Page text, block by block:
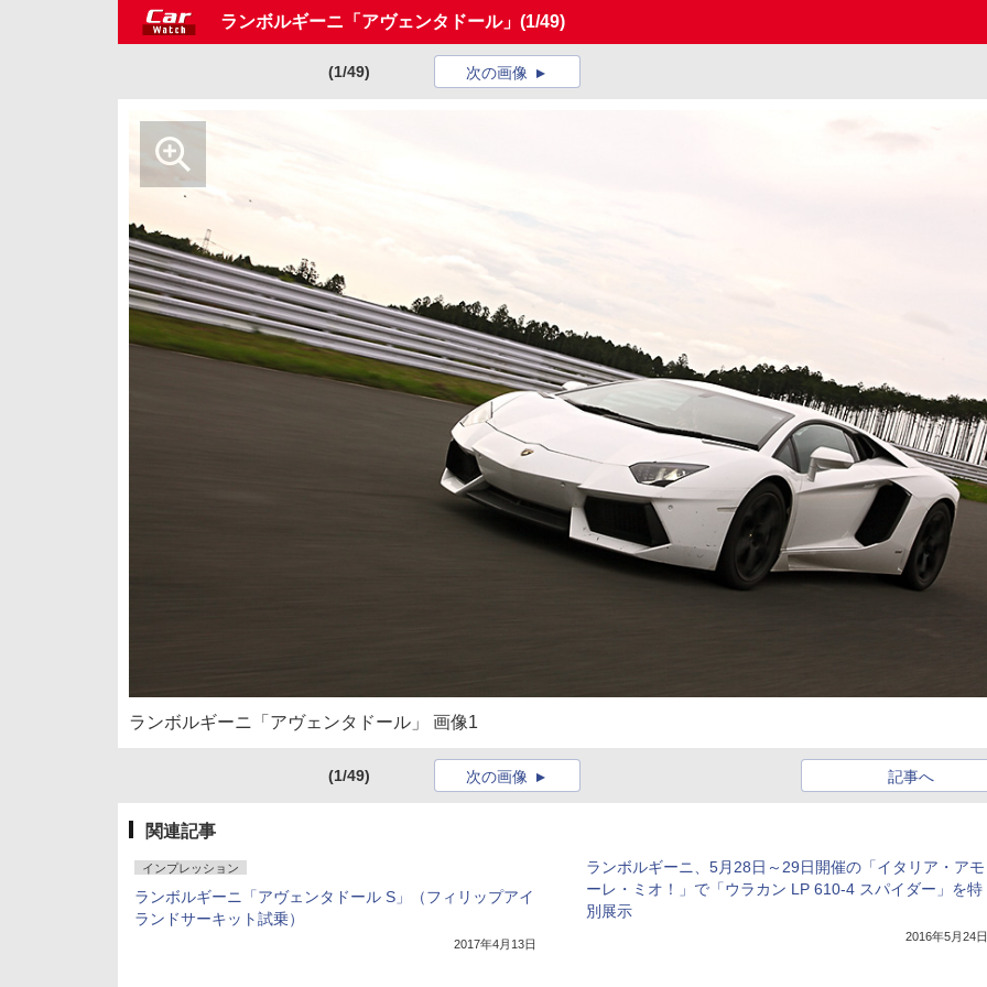
ランボルギーニ「アヴェンタドール」 (1/49)
(1/49) 次の画像
ランボルギーニ「アヴェンタドール」 画像1
(1/49) 記事へ
次の画像
関連記事
インプレッション
ランボルギーニ「アヴェンタドール S」（フィリップアイ
ランドサーキット試乗）
2017年4月13日
ランボルギーニ、5月28日～29日開催の「イタリア・アモ
ーレ・ミオ！」で「ウラカン LP 610-4 スパイダー」を特
別展示
2016年5月24日